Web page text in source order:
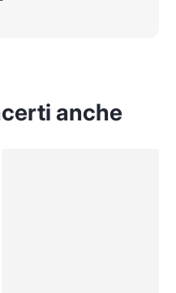
anche